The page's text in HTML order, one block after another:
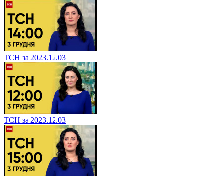
ТСН за 2023.12.03
ТСН за 2023.12.03